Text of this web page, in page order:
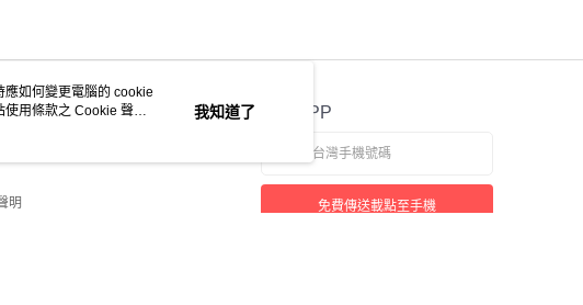
明
官方APP
免費傳送載點至手機
如何變更電腦的 cookie
使用條款之 Cookie 聲明
我知道了